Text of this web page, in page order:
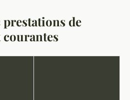
de
courantes